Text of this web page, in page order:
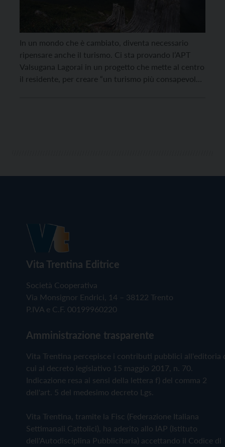
In un mondo che è cambiato, diventa necessario
ripensare anche il turismo. Ci sta provando l’APT
Valsugana Lagorai in un progetto che mette al centro
il residente, per creare “un turismo più consapevole,
Vita Trentina Editrice
Società Cooperativa
Via Monsignor Endrici, 14 – 38122 Trento
P.IVA e C.F. 00199960220
Amministrazione trasparente
Vita Trentina percepisce i contributi pubblici all'editoria
cui al decreto legislativo 15 maggio 2017, n. 70.
Indicazione resa ai sensi della lettera f) del comma 2
dell'art. 5 del medesimo decreto Lgs.
Vita Trentina, tramite la Fisc (Federazione Italiana
Settimanali Cattolici), ha aderito allo IAP (Istituto
dell'Autodisciplina Pubblicitaria) accettando il Codice di